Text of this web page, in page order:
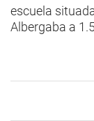
escuela
Albergaba a